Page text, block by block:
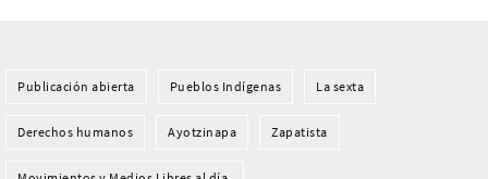
Publicación abierta Pueblos Indí­genas La sexta
Derechos humanos Ayotzinapa Zapatista